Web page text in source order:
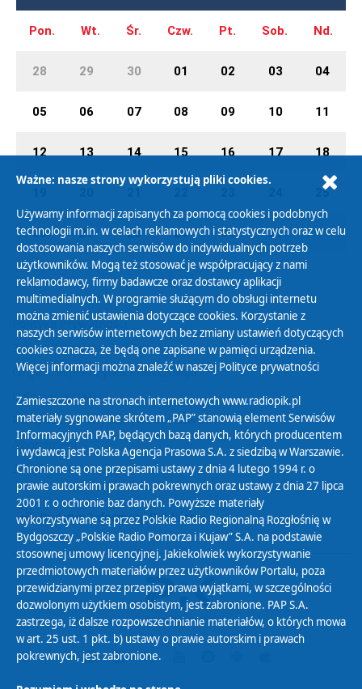
Pon. Wt. Śr. Czw. Pt. Sob. Nd.
28 29 30 01 02 03 04
05 06 07 08 09 10 11
12 13 14 15 16 17 18
25
26 27 28 29 30 31 01
Polityka Prywatności
Zasady korzystania z Serwisu
Organizacje Pożytku Publicznego
Cyfryzacja DAB+
Polityka ochrony danych osobowych
Abonament
Zamówienia publiczne
Biuletyn Informacji Publicznej
Ważne: nasze strony wykorzystują pliki cookies.
Używamy informacji zapisanych za pomocą cookies i podobnych
technologii m.in. w celach reklamowych i statystycznych oraz w celu
dostosowania naszych serwisów do indywidualnych potrzeb
użytkowników. Mogą też stosować je współpracujący z nami
reklamodawcy, firmy badawcze oraz dostawcy aplikacji
multimedialnych. W programie służącym do obsługi internetu
można zmienić ustawienia dotyczące cookies. Korzystanie z
naszych serwisów internetowych bez zmiany ustawień dotyczących
cookies oznacza, że będą one zapisane w pamięci urządzenia.
Więcej informacji można znaleźć w naszej Polityce prywatności
Zamieszczone na stronach internetowych www.radiopik.pl
materiały sygnowane skrótem „PAP” stanowią element Serwisów
Informacyjnych PAP, będących bazą danych, których producentem
i wydawcą jest Polska Agencja Prasowa S.A. z siedzibą w Warszawie.
Chronione są one przepisami ustawy z dnia 4 lutego 1994 r. o
prawie autorskim i prawach pokrewnych oraz ustawy z dnia 27 lipca
2001 r. o ochronie baz danych. Powyższe materiały
wykorzystywane są przez Polskie Radio Regionalną Rozgłośnię w
Bydgoszczy „Polskie Radio Pomorza i Kujaw” S.A. na podstawie
stosownej umowy licencyjnej. Jakiekolwiek wykorzystywanie
przedmiotowych materiałów przez użytkowników Portalu, poza
przewidzianymi przez przepisy prawa wyjątkami, w szczególności
dozwolonym użytkiem osobistym, jest zabronione. PAP S.A.
zastrzega, iż dalsze rozpowszechnianie materiałów, o których mowa
w art. 25 ust. 1 pkt. b) ustawy o prawie autorskim i prawach
pokrewnych, jest zabronione.